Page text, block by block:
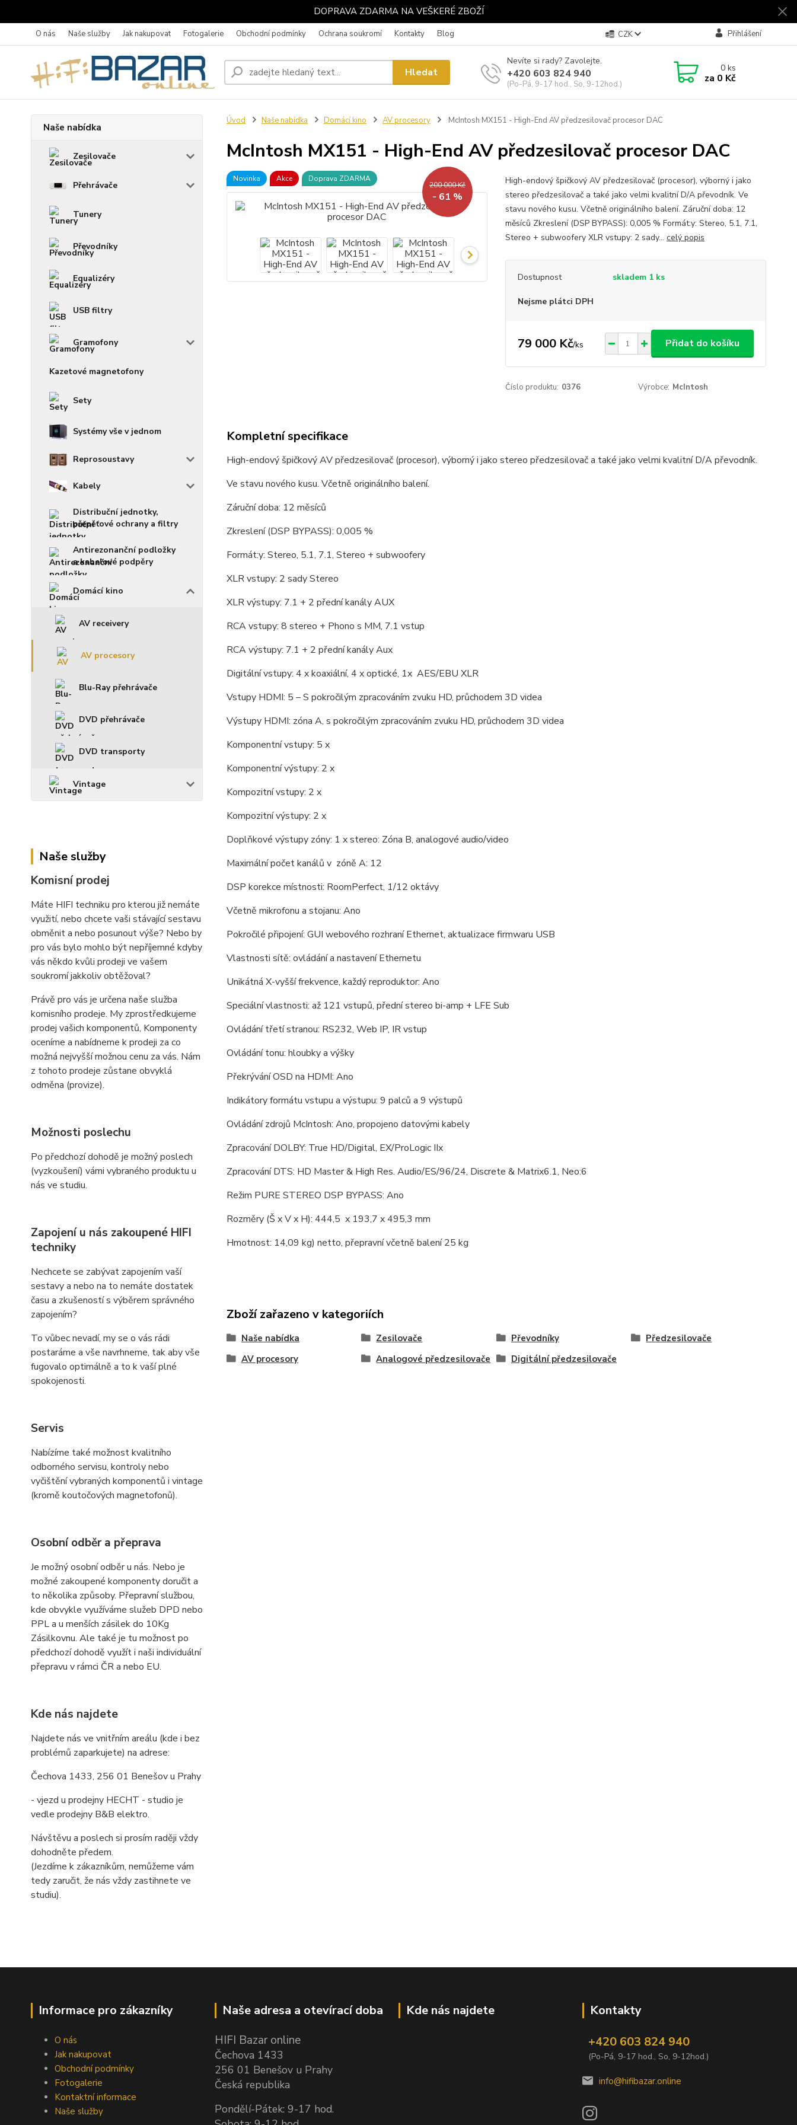
DOPRAVA ZDARMA NA VEŠKERÉ ZBOŽÍ
O nás Naše služby Jak nakupovat Fotogalerie Obchodní podmínky Ochrana soukromí Kontakty Blog CZK Přihlášení
Hledat
Nevíte si rady? Zavolejte.
+420 603 824 940
(Po-Pá, 9-17 hod., So, 9-12hod.)
0ks
za 0 Kč
Naše nabídka
Zesilovače
Přehrávače
Tunery
Převodníky
Equalizéry
USB filtry
Gramofony
Kazetové magnetofony
Sety
Systémy vše v jednom
Reprosoustavy
Kabely
Distribuční jednotky,
přepěťové ochrany a filtry
Antirezonanční podložky
a kabelové podpěry
Domácí kino
AV receivery
AV procesory
Blu-Ray přehrávače
DVD přehrávače
DVD transporty
Vintage
Naše služby
Komisní prodej
Máte HIFI techniku pro kterou již nemáte
využití, nebo chcete vaši stávající sestavu
obměnit a nebo posunout výše? Nebo by
pro vás bylo mohlo být nepříjemné kdyby
vás někdo kvůli prodeji ve vašem
soukromí jakkoliv obtěžoval?
Právě pro vás je určena naše služba
komisního prodeje. My zprostředkujeme
prodej vašich komponentů, Komponenty
oceníme a nabídneme k prodeji za co
možná nejvyšší možnou cenu za vás. Nám
z tohoto prodeje zůstane obvyklá
odměna (provize).
Možnosti poslechu
Po předchozí dohodě je možný poslech
(vyzkoušení) vámi vybraného produktu u
nás ve studiu.
Zapojení u nás zakoupené HIFI
techniky
Nechcete se zabývat zapojením vaší
sestavy a nebo na to nemáte dostatek
času a zkušeností s výběrem správného
zapojením?
To vůbec nevadí, my se o vás rádi
postaráme a vše navrhneme, tak aby vše
fugovalo optimálně a to k vaší plné
spokojenosti.
Servis
Nabízíme také možnost kvalitního
odborného servisu, kontroly nebo
vyčištění vybraných komponentů i vintage
(kromě koutočových magnetofonů).
Osobní odběr a přeprava
Je možný osobní odběr u nás. Nebo je
možné zakoupené komponenty doručit a
to několika způsoby. Přepravní službou,
kde obvykle využíváme služeb DPD nebo
PPL a u menších zásilek do 10Kg
Zásilkovnu. Ale také je tu možnost po
předchozí dohodě využít i naši individuální
přepravu v rámci ČR a nebo EU.
Kde nás najdete
Najdete nás ve vnitřním areálu (kde i bez
problémů zaparkujete) na adrese:
Čechova 1433, 256 01 Benešov u Prahy
- vjezd u prodejny HECHT - studio je
vedle prodejny B&B elektro.
Návštěvu a poslech si prosím raději vždy
dohodněte předem.
(Jezdíme k zákazníkům, nemůžeme vám
tedy zaručit, že nás vždy zastihnete ve
studiu).
Úvod Naše nabídka Domácí kino AV procesory McIntosh MX151 - High-End AV předzesilovač procesor DAC
McIntosh MX151 - High-End AV předzesilovač procesor DAC
Novinka Akce Doprava ZDARMA
200 000 Kč
- 61 %
High-endový špičkový AV předzesilovač (procesor), výborný i jako
stereo předzesilovač a také jako velmi kvalitní D/A převodník. Ve
stavu nového kusu. Včetně originálního balení. Záruční doba: 12
měsíců Zkreslení (DSP BYPASS): 0,005 % Formát:y: Stereo, 5.1, 7.1,
Stereo + subwoofery XLR vstupy: 2 sady... celý popis
Dostupnost skladem 1 ks
Nejsme plátci DPH
79 000 Kč/ks Přidat do košíku
Číslo produktu: 0376 Výrobce: McIntosh
Kompletní specifikace
High-endový špičkový AV předzesilovač (procesor), výborný i jako stereo předzesilovač a také jako velmi kvalitní D/A převodník.
Ve stavu nového kusu. Včetně originálního balení.
Záruční doba: 12 měsíců
Zkreslení (DSP BYPASS): 0,005 %
Formát:y: Stereo, 5.1, 7.1, Stereo + subwoofery
XLR vstupy: 2 sady Stereo
XLR výstupy: 7.1 + 2 přední kanály AUX
RCA vstupy: 8 stereo + Phono s MM, 7.1 vstup
RCA výstupy: 7.1 + 2 přední kanály Aux
Digitální vstupy: 4 x koaxiální, 4 x optické, 1x AES/EBU XLR
Vstupy HDMI: 5 – S pokročilým zpracováním zvuku HD, průchodem 3D videa
Výstupy HDMI: zóna A, s pokročilým zpracováním zvuku HD, průchodem 3D videa
Komponentní vstupy: 5 x
Komponentní výstupy: 2 x
Kompozitní vstupy: 2 x
Kompozitní výstupy: 2 x
Doplňkové výstupy zóny: 1 x stereo: Zóna B, analogové audio/video
Maximální počet kanálů v zóně A: 12
DSP korekce místnosti: RoomPerfect, 1/12 oktávy
Včetně mikrofonu a stojanu: Ano
Pokročilé připojení: GUI webového rozhraní Ethernet, aktualizace firmwaru USB
Vlastnosti sítě: ovládání a nastavení Ethernetu
Unikátná X-vyšší frekvence, každý reproduktor: Ano
Speciální vlastnosti: až 121 vstupů, přední stereo bi-amp + LFE Sub
Ovládání třetí stranou: RS232, Web IP, IR vstup
Ovládání tonu: hloubky a výšky
Překrývání OSD na HDMI: Ano
Indikátory formátu vstupu a výstupu: 9 palců a 9 výstupů
Ovládání zdrojů McIntosh: Ano, propojeno datovými kabely
Zpracování DOLBY: True HD/Digital, EX/ProLogic IIx
Zpracování DTS: HD Master & High Res. Audio/ES/96/24, Discrete & Matrix6.1, Neo:6
Režim PURE STEREO DSP BYPASS: Ano
Rozměry (Š x V x H): 444,5 x 193,7 x 495,3 mm
Hmotnost: 14,09 kg) netto, přepravní včetně balení 25 kg
Zboží zařazeno v kategoriích
Naše nabídka Zesilovače Převodníky
Předzesilovače
AV procesory
Analogové předzesilovače Digitální předzesilovače
Informace pro zákazníky
O nás
Jak nakupovat
Obchodní podmínky
Fotogalerie
Kontaktní informace
Naše služby
Naše adresa a otevírací doba
HIFI Bazar online
Čechova 1433
256 01 Benešov u Prahy
Česká republika
Pondělí-Pátek: 9-17 hod.
Kde nás najdete
Kontakty
+420 603 824 940
(Po-Pá, 9-17 hod., So, 9-12hod.)
info@hifibazar.online